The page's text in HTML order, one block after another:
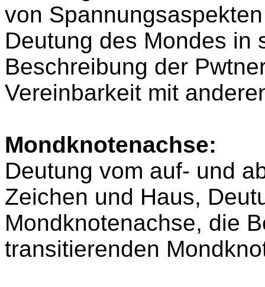
von
Deutung des Mondes in
Beschreibung der
Vereinbarkeit mit
Mondknotenachse:
Deutung vom auf- und
Zeichen und Haus,
Mondknotenachse, die
transitierenden